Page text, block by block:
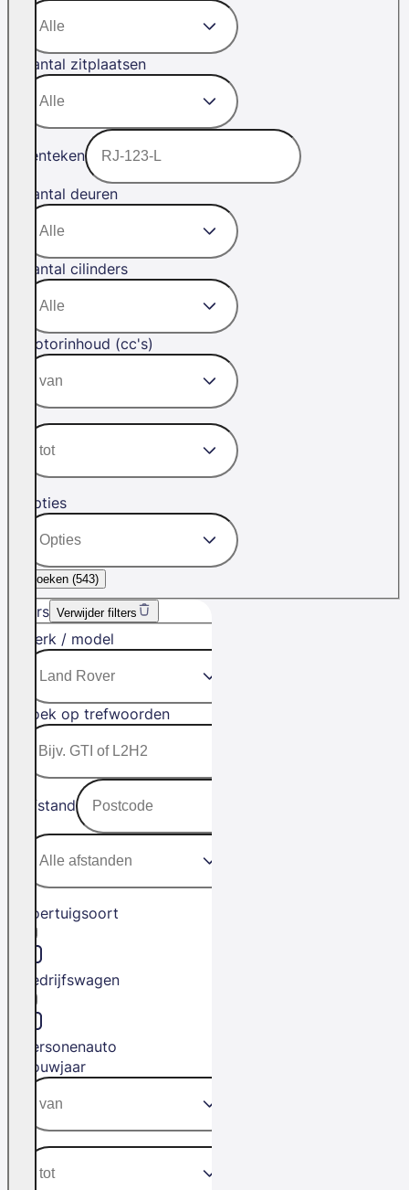
Aantal zitplaatsen
Kenteken
Aantal deuren
Aantal cilinders
Motorinhoud (cc's)
Opties
Zoeken (543)
Filters Verwijder filters
Merk / model
Zoek op trefwoorden
Afstand
Voertuigsoort
Bedrijfswagen
Personenauto
Bouwjaar